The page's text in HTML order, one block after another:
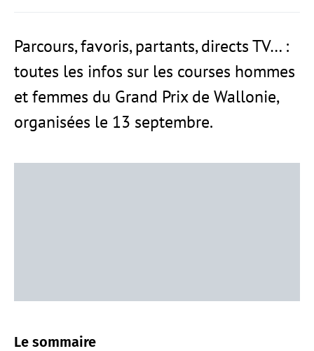
Parcours, favoris, partants, directs TV… :
toutes les infos sur les courses hommes
et femmes du Grand Prix de Wallonie,
organisées le 13 septembre.
Le sommaire